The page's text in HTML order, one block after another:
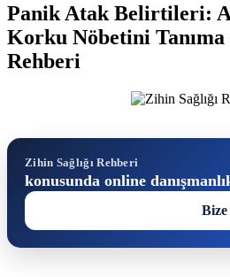
Panik Atak Belirtileri:
Korku Nöbetini Tanıma
Rehberi
Zihin Sağlığı Rehberi
konusunda online
Bize